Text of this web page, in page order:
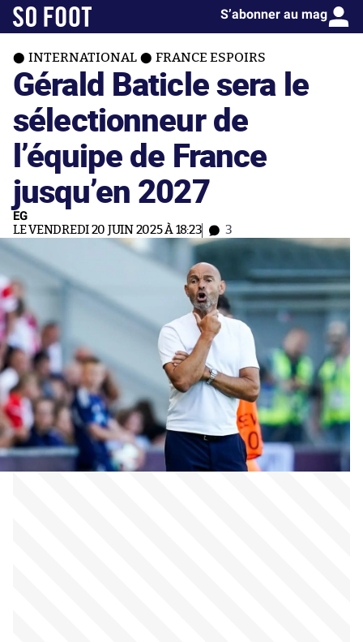
S’abonner au mag
INTERNATIONAL FRANCE ESPOIRS
Gérald Baticle sera le
sélectionneur de
l’équipe de France
jusqu’en 2027
EG
LE VENDREDI 20 JUIN 2025 À 18:23 3